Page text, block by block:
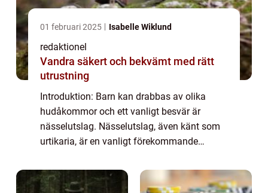
01 februari 2025 Isabelle Wiklund
redaktionel
Vandra säkert och bekvämt med rätt
utrustning
Introduktion: Barn kan drabbas av olika
hudåkommor och ett vanligt besvär är
nässelutslag. Nässelutslag, även känt som
urtikaria, är en vanligt förekommande
utslag på barnets hud. I denna artikel
kommer vi at...